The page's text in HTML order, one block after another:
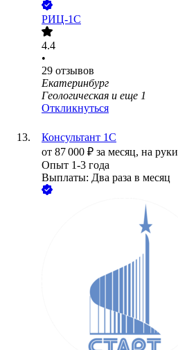
РИЦ-1С
4.4
•
29 отзывов
Екатеринбург
Геологическая и еще 1
Откликнуться
Консультант 1С
от 87 000 ₽ за месяц, на руки
Опыт 1-3 года
Выплаты: Два раза в месяц